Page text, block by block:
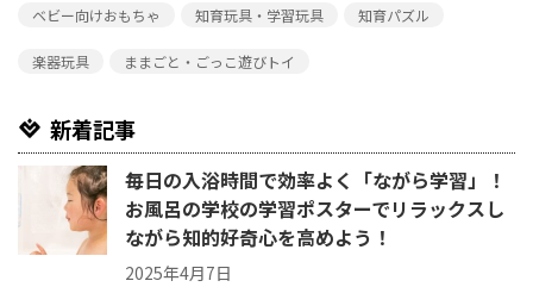
ベビー向けおもちゃ 知育玩具・学習玩具 知育パズル
楽器玩具 ままごと・ごっこ遊びトイ
新着記事
毎日の入浴時間で効率よく「ながら学習」！
お風呂の学校の学習ポスターでリラックスし
ながら知的好奇心を高めよう！
2025年4月7日